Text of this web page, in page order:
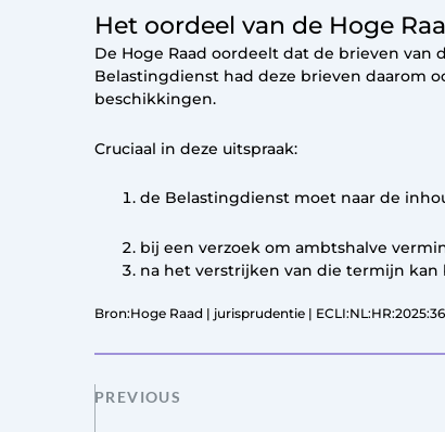
Het oordeel van de Hoge
De Hoge Raad oordeelt dat de brieven
Belastingdienst had deze brieven daarom
beschikkingen.
Cruciaal in deze uitspraak:
de Belastingdienst moet naar de
bij een verzoek om ambtshalve
na het verstrijken van die termijn
Bron:Hoge Raad | jurisprudentie |
PREVIOUS